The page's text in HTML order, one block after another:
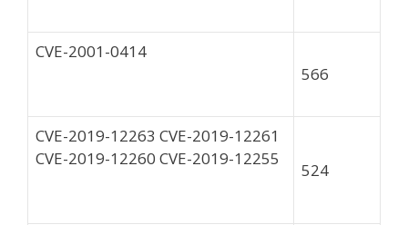
CVE-2001-0414
566
CVE-2019-12263 CVE-2019-12261
CVE-2019-12260 CVE-2019-12255
524